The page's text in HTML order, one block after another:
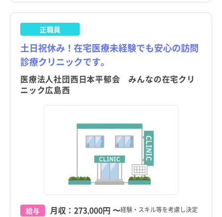
正職員
土日祝休み！在宅医療未経験でも安心の訪問
診療クリニックです。
医療法人社団西日本平郁会 みんなの在宅クリ
ニック広島西
給与 月収： 273,000円 〜経験・スキル等を考慮し決定